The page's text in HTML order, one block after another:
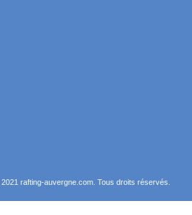
rafting-auvergne.com. Tous droits réservés.